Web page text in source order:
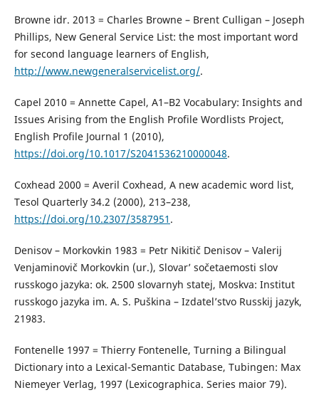
Browne idr. 2013 = Charles Browne – Brent Culligan – Joseph
Phillips, New General Service List: the most important word
for second language learners of English,
http://www.newgeneralservicelist.org/.
Capel 2010 = Annette Capel, A1–B2 Vocabulary: Insights and
Issues Arising from the English Profile Wordlists Project,
English Profile Journal 1 (2010),
https://doi.org/10.1017/S2041536210000048.
Coxhead 2000 = Averil Coxhead, A new academic word list,
Tesol Quarterly 34.2 (2000), 213–238,
https://doi.org/10.2307/3587951 .
Denisov – Morkovkin 1983 = Petr Nikitič Denisov – Valerij
Venjaminovič Morkovkin (ur.), Slovar’ sočetaemosti slov
russkogo jazyka: ok. 2500 slovarnyh statej, Moskva: Institut
russkogo jazyka im. A. S. Puškina – Izdatel’stvo Russkij jazyk,
21983.
Fontenelle 1997 = Thierry Fontenelle, Turning a Bilingual
Dictionary into a Lexical-Semantic Database, Tubingen: Max
Niemeyer Verlag, 1997 (Lexicographica. Series maior 79).